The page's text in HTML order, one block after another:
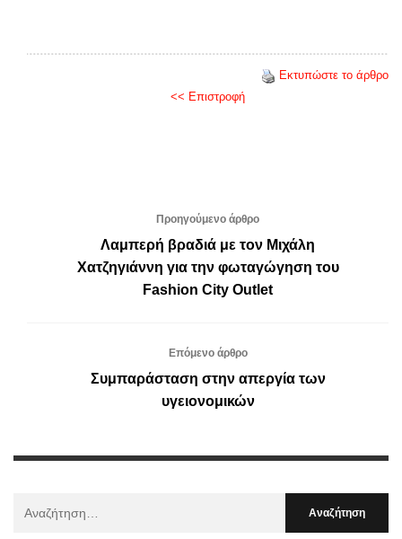
Εκτυπώστε το άρθρο
<< Επιστροφή
Προηγούμενο άρθρο
Λαμπερή βραδιά με τον Μιχάλη
Χατζηγιάννη για την φωταγώγηση του
Fashion City Outlet
Επόμενο άρθρο
Συμπαράσταση στην απεργία των
υγειονομικών